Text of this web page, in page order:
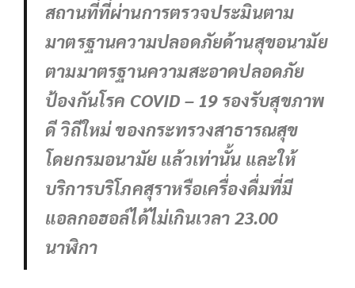
สถานที่ที่ผ่านการตรวจประมินตาม
มาตรฐานความปลอดภัยด้านสุขอนามัย
ตามมาตรฐานความสะอาดปลอดภัย
ป้องกันโรค COVID – 19 รองรับสุขภาพ
ดี วิถีใหม่ ของกระทรวงสาธารณสุข
โดยกรมอนามัย แล้วเท่านั้น และให้
บริการบริโภคสุราหรือเครื่องดื่มที่มี
แอลกอฮอล์ได้ไม่เกินเวลา 23.00
นาฬิกา